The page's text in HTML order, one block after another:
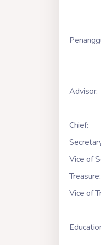
Advisor:
Chief:
Vice of
Treasure:
Vice of